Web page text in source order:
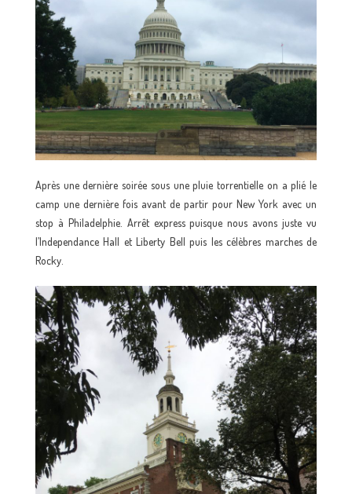
Après une dernière soirée sous une pluie torrentielle on a plié le
camp une dernière fois avant de partir pour New York avec un
stop à Philadelphie. Arrêt express puisque nous avons juste vu
l’Independance Hall et Liberty Bell puis les célèbres marches de
Rocky.